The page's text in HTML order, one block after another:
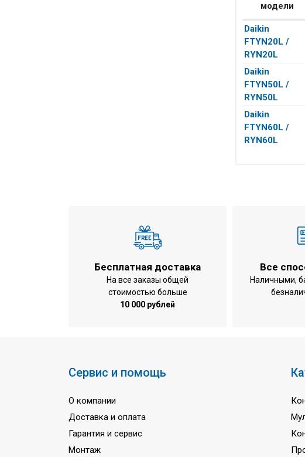
модели
Daikin
FTYN20L /
RYN20L
Daikin
FTYN50L /
RYN50L
Daikin
FTYN60L /
RYN60L
Бесплатная доставка
На все заказы общей
стоимостью больше
10 000 рублей
Все
Наличными,
Сервис и помощь
О компании
Доставка и оплата
Гарантия и сервис
Монтаж